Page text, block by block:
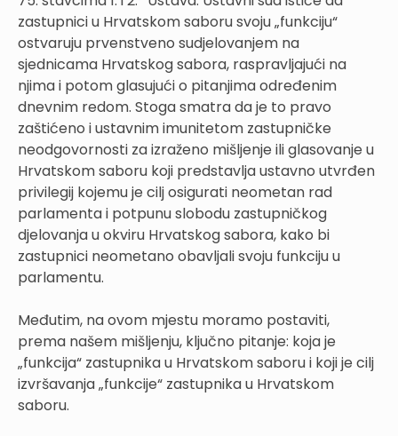
zastupnici u Hrvatskom saboru svoju „funkciju“
ostvaruju prvenstveno sudjelovanjem na
sjednicama Hrvatskog sabora, raspravljajući na
njima i potom glasujući o pitanjima određenim
dnevnim redom. Stoga smatra da je to pravo
zaštićeno i ustavnim imunitetom zastupničke
neodgovornosti za izraženo mišljenje ili glasovanje u
Hrvatskom saboru koji predstavlja ustavno utvrđen
privilegij kojemu je cilj osigurati neometan rad
parlamenta i potpunu slobodu zastupničkog
djelovanja u okviru Hrvatskog sabora, kako bi
zastupnici neometano obavljali svoju funkciju u
parlamentu.
Međutim, na ovom mjestu moramo postaviti,
prema našem mišljenju, ključno pitanje: koja je
„funkcija“ zastupnika u Hrvatskom saboru i koji je cilj
izvršavanja „funkcije“ zastupnika u Hrvatskom
saboru.